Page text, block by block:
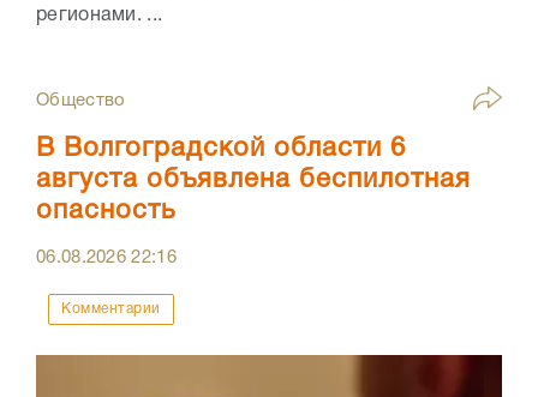
регионами. ...
Общество
В Волгоградской области 6
августа объявлена беспилотная
опасность
06.08.202622:16
Комментарии